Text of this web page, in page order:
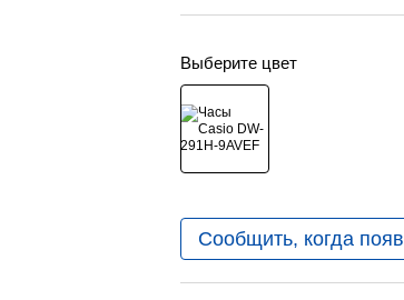
Выберите цвет
Сообщить, когда